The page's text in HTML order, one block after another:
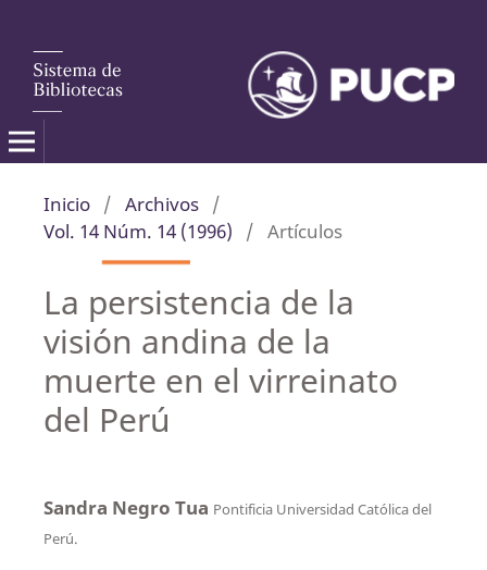
Inicio / Archivos /
Vol. 14 Núm. 14 (1996)
/ Artículos
La persistencia de la
visión andina de la
muerte en el virreinato
del Perú
Sandra Negro Tua Pontificia Universidad Católica del
Perú.